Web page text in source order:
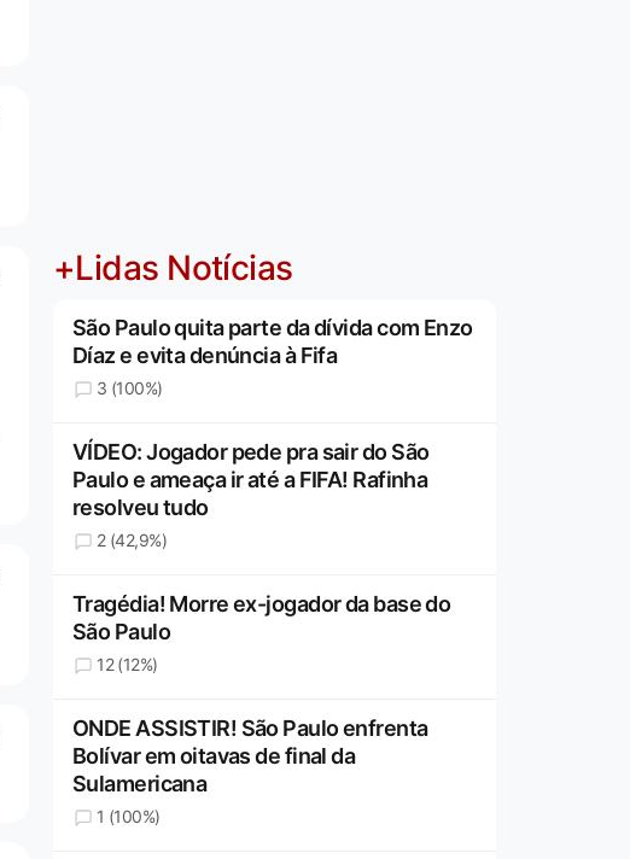
+Lidas Notícias
São Paulo quita parte da dívida com Enzo
Díaz e evita denúncia à Fifa
3 (100%)
VÍDEO: Jogador pede pra sair do São
Paulo e ameaça ir até a FIFA! Rafinha
resolveu tudo
2 (42,9%)
Tragédia! Morre ex-jogador da base do
São Paulo
12 (12%)
ONDE ASSISTIR! São Paulo enfrenta
Bolívar em oitavas de final da
Sulamericana
1 (100%)